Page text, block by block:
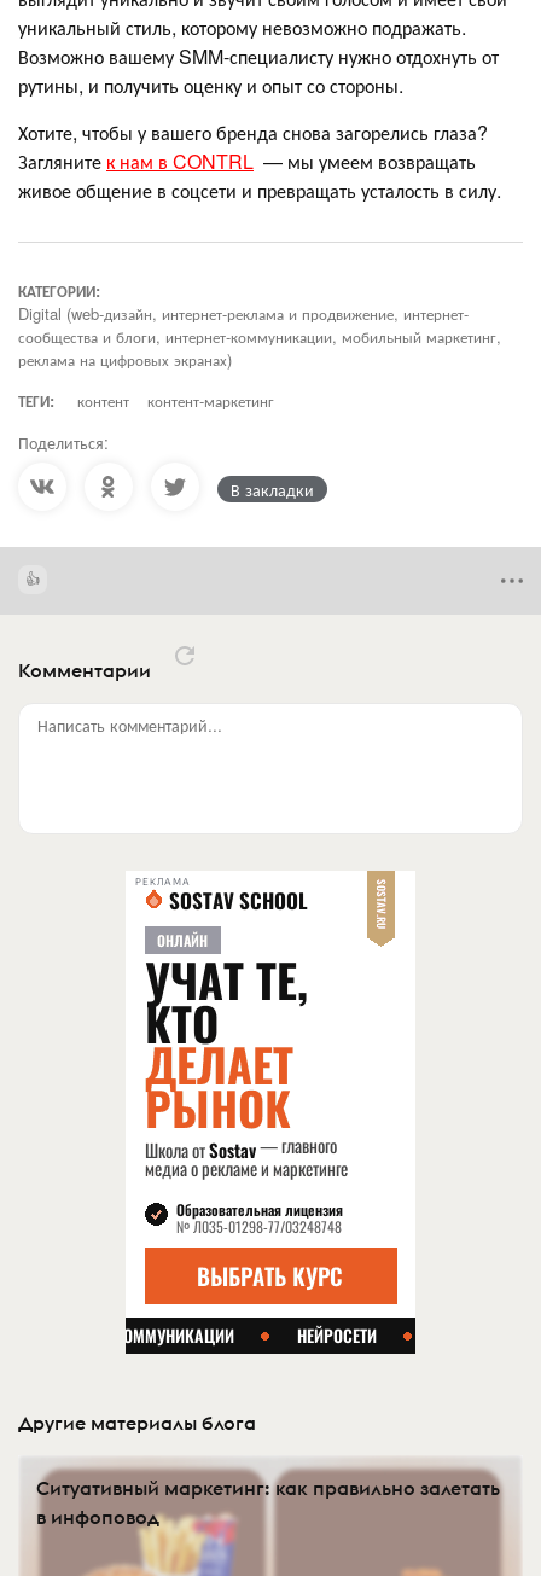
уникальный стиль, которому невозможно подражать.
Возможно вашему SMM-специалисту нужно отдохнуть от
рутины, и получить оценку и опыт со стороны.
Хотите, чтобы у вашего бренда снова загорелись глаза?
Загляните к нам в CONTRL — мы умеем возвращать
живое общение в соцсети и превращать усталость в силу.
КАТЕГОРИИ:
Digital (web-дизайн, интернет-реклама и продвижение, интернет-
сообщества и блоги, интернет-коммуникации, мобильный маркетинг,
реклама на цифровых экранах)
ТЕГИ:
контент контент-маркетинг
Поделиться:
В закладки
Комментарии
Написать комментарий...
РЕКЛАМА
Другие материалы блога
Ситуативный маркетинг: как правильно залетать
в инфоповод